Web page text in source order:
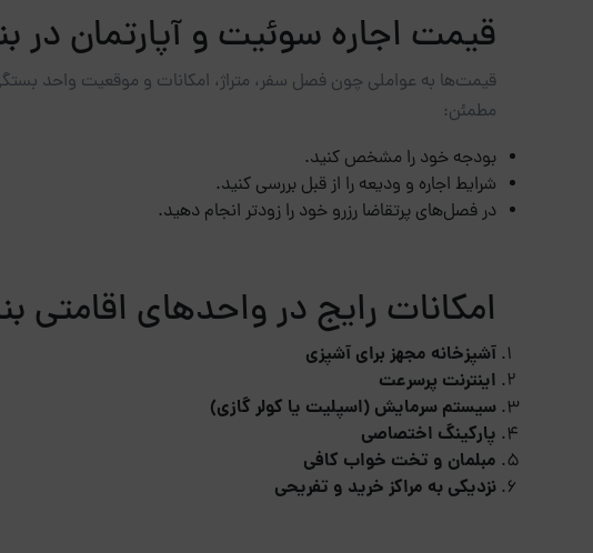
قیمت اجاره سوئیت و آپارتمان در
قیمت‌ها به عواملی چون فصل سفر، متراژ، امکانات و موقعیت واحد
مطمئن:
بودجه خود را مشخص کنید.
شرایط اجاره و ودیعه را از قبل بررسی کنید.
در فصل‌های پرتقاضا رزرو خود را زودتر انجام دهید.
امکانات رایج در واحدهای اقامتی
آشپزخانه مجهز برای آشپزی
اینترنت پرسرعت
سیستم سرمایش (اسپلیت یا کولر گازی)
پارکینگ اختصاصی
مبلمان و تخت خواب کافی
نزدیکی به مراکز خرید و تفریحی